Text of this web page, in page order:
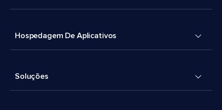
Hospedagem De Aplicativos
Soluções